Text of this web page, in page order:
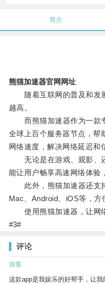
简介
熊猫加速器官网网址
随着互联网的普及和发
越高。
而熊猫加速器作为一款
全球上百个服务器节点，帮
网络速度，解决网络延迟和
无论是在游戏、观影、
能让用户畅享高速网络体验
此外，熊猫加速器还支持
Mac、Android、iOS等，方
使用熊猫加速器，让网络
#3#
评论
游客
这款app是我娱乐的好帮手，让我